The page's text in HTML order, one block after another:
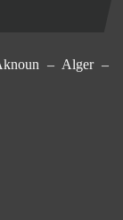
– Alger –